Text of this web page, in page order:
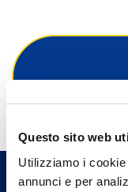
Questo sito web
Utilizziamo i
annunci e per
Trova
un nostro